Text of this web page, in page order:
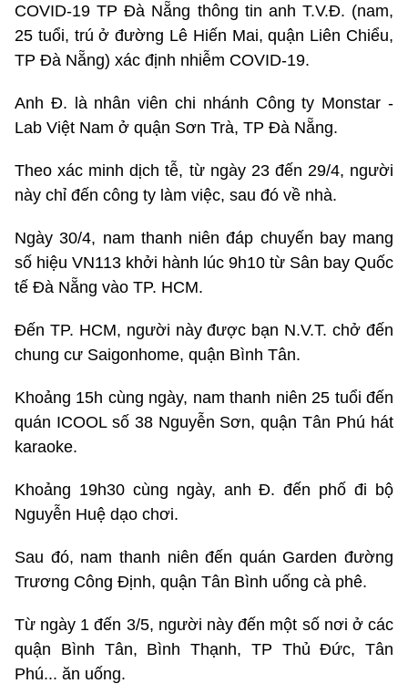
COVID-19 TP Đà Nẵng thông tin anh T.V.Đ. (nam,
25 tuổi, trú ở đường Lê Hiến Mai, quận Liên Chiểu,
TP Đà Nẵng) xác định nhiễm COVID-19.
Anh Đ. là nhân viên chi nhánh Công ty Monstar -
Lab Việt Nam ở quận Sơn Trà, TP Đà Nẵng.
Theo xác minh dịch tễ, từ ngày 23 đến 29/4, người
này chỉ đến công ty làm việc, sau đó về nhà.
Ngày 30/4, nam thanh niên đáp chuyến bay mang
số hiệu VN113 khởi hành lúc 9h10 từ Sân bay Quốc
tế Đà Nẵng vào TP. HCM.
Đến TP. HCM, người này được bạn N.V.T. chở đến
chung cư Saigonhome, quận Bình Tân.
Khoảng 15h cùng ngày, nam thanh niên 25 tuổi đến
quán ICOOL số 38 Nguyễn Sơn, quận Tân Phú hát
karaoke.
Khoảng 19h30 cùng ngày, anh Đ. đến phố đi bộ
Nguyễn Huệ dạo chơi.
Sau đó, nam thanh niên đến quán Garden đường
Trương Công Định, quận Tân Bình uống cà phê.
Từ ngày 1 đến 3/5, người này đến một số nơi ở các
quận Bình Tân, Bình Thạnh, TP Thủ Đức, Tân
Phú... ăn uống.